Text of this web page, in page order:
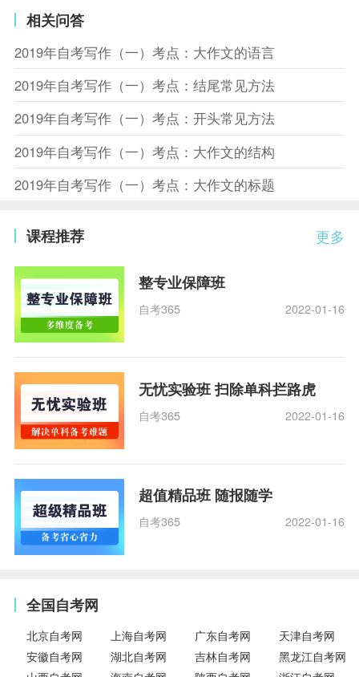
相关问答
2019年自考写作（一）考点：大作文的语言
2019年自考写作（一）考点：结尾常见方法
2019年自考写作（一）考点：开头常见方法
2019年自考写作（一）考点：大作文的结构
2019年自考写作（一）考点：大作文的标题
更多
课程推荐
整专业保障班
自考365 2022-01-16
无忧实验班 扫除单科拦路虎
自考365 2022-01-16
超值精品班 随报随学
自考365 2022-01-16
全国自考网
北京自考网 上海自考网 广东自考网
天津自考网
安徽自考网
湖北自考网 吉林自考网
黑龙江自考网